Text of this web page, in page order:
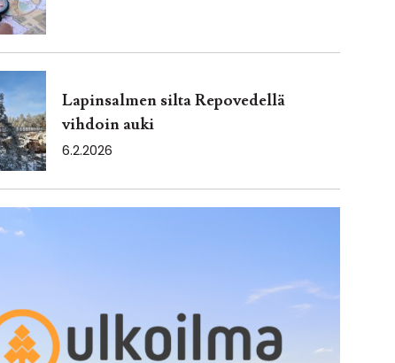
Lapinsalmen silta Repovedellä
vihdoin auki
6.2.2026